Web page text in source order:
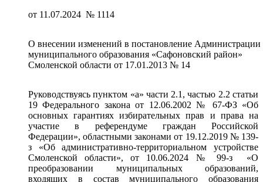
от 11.07.2024 № 1114
О внесении изменений в постановление Администрации
муниципального образования «Сафоновский район»
Смоленской области от 17.01.2013 № 14
Руководствуясь пунктом «а» части 2.1, частью 2.2 статьи
19 Федерального закона от 12.06.2002 № 67-ФЗ «Об
основных гарантиях избирательных прав и права на
участие в референдуме граждан Российской
Федерации», областными законами от 19.12.2019 № 139-
з «Об административно-территориальном устройстве
Смоленской области», от 10.06.2024 № 99-з «О
преобразовании муниципальных образований,
входящих в состав муниципального образования